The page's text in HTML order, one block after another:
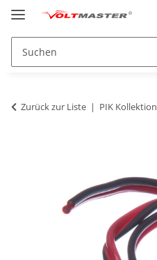
Zurück zur Liste PIK Kollektion